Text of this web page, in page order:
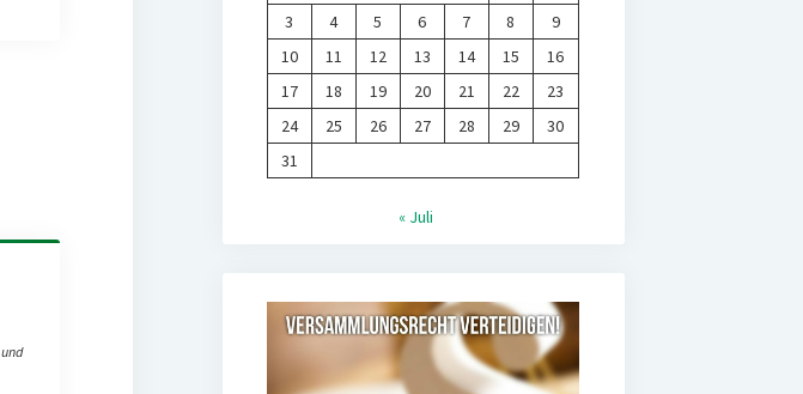
und
3
4 5 6 7 8
9
10
11 12 13 14 15
16
17
18 19 20 21 22
23
24
25 26 27 28 29
30
31
« Juli